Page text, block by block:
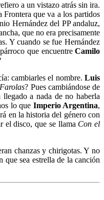
a un vistazo atrás sin ira.
Frontera que va a los partidos
Hernández del PP andaluz,
que no era precisamente
Y cuando se fue Hernández
que encuentreCamilo
cambiarles el nombre. Luis
? Pues cambiándose de
a nada de no haberla
lo que Imperio Argentina,
en la historia del género con
el disco, que se llama Con el
chanzas y chirigotas. Y no
sea estrella de la canción